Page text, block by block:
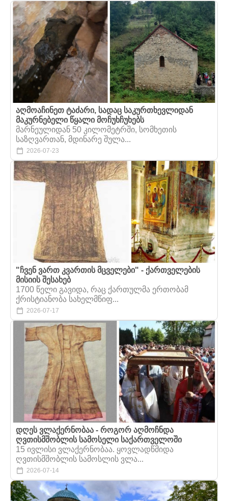
აღმოაჩინეთ ტაძარი, სადაც საკურთხევლიდან
მაკურნებელი წყალი მოჩუხჩუხებს
მარნეულიდან 50 კილომეტრში, სომხეთის
საზღვართან, მდინარე შულა...
2026-07-23
"ჩვენ ვართ კვართის მცველები" - ქართველების
მისიის შესახებ
1700 წელი გავიდა, რაც ქართულმა ერთობამ
ქრისტიანობა სახელმწიფ...
2026-07-17
დღეს ვლაქერნობაა - როგორ აღმოჩნდა
ღვთისმშობლის სამოსელი საქართველოში
15 ივლისი ვლაქერნობაა. ყოვლადწმიდა
ღვთისმშობლის სამოსლის ვლა...
2026-07-14